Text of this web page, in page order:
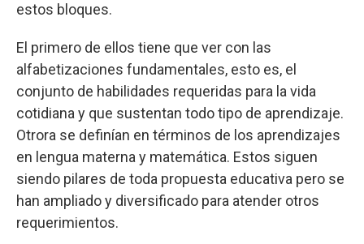
estos bloques.
El primero de ellos tiene que ver con las
alfabetizaciones fundamentales, esto es, el
conjunto de habilidades requeridas para la vida
cotidiana y que sustentan todo tipo de aprendizaje.
Otrora se definían en términos de los aprendizajes
en lengua materna y matemática. Estos siguen
siendo pilares de toda propuesta educativa pero se
han ampliado y diversificado para atender otros
requerimientos.